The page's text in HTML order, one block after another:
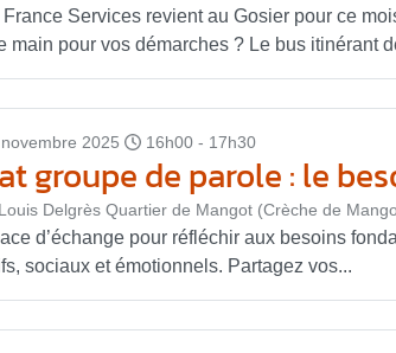
France Services revient au Gosier pour ce
main pour vos démarches ? Le bus itinérant
2025 16h00 - 17h30
groupe de parole : le
Delgrès Quartier de Mangot (Crèche de
d’échange pour réfléchir aux besoins
sociaux et émotionnels. Partagez vos...